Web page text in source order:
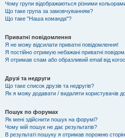
Чому групи відображаються різними
Що таке група за замовчуванням?
Що таке "Наша команда"?
Приватні повідомлення
Я не можу відсилати приватні повідомлення!
Я постійно отримую небажані приватні
Я отримав спам або образливий email від
Друзі та недруги
Що таке список друзів та недругів?
Як я можу додавати / видаляти користувачів
Пошук по форумах
Як мені здійснити пошук на форумі?
Чому мій пошук не дає результатів?
В результаті пошуку я отримав порожню